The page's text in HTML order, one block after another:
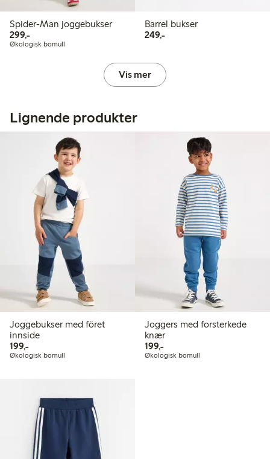
Spider-Man joggebukser
299,-299,00 kr
Økologisk bomull
Barrel bukser
249,-249,00 kr
Vis mer
Lignende produkter
Joggebukser med föret
innside
199,-199,00 kr
Økologisk bomull
Joggers med forsterkede
knær
199,-199,00 kr
Økologisk bomull